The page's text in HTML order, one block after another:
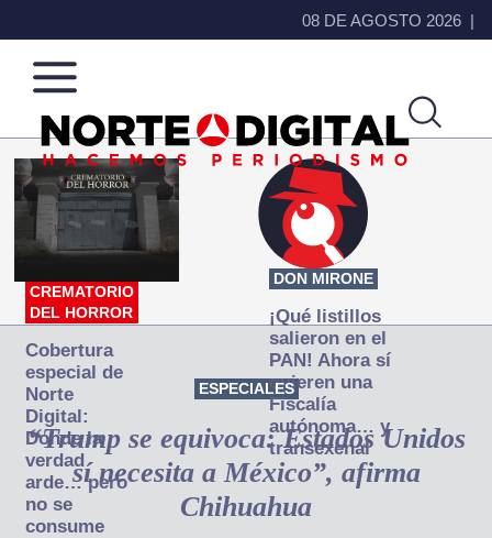
08 DE AGOSTO 2026
Norte
de
Ciudad
Más
que
noticias,
hacemos periodismo
CREMATORIO
DEL HORROR
Cobertura
especial de
Norte
Digital:
Donde la
verdad
arde… pero
no se
consume
DON MIRONE
¡Qué listillos
salieron en el
PAN! Ahora sí
quieren una
Fiscalía
autónoma… y
transexenal
ESPECIALES
“Trump se equivoca: Estados Unidos
sí necesita a México”, afirma
Chihuahua